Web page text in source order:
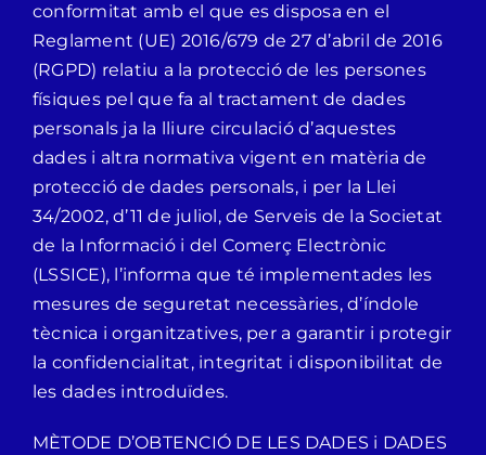
conformitat amb el que es disposa en el
Reglament (UE) 2016/679 de 27 d’abril de 2016
(RGPD) relatiu a la protecció de les persones
físiques pel que fa al tractament de dades
personals ja la lliure circulació d’aquestes
dades i altra normativa vigent en matèria de
protecció de dades personals, i per la Llei
34/2002, d’11 de juliol, de Serveis de la Societat
de la Informació i del Comerç Electrònic
(LSSICE), l’informa que té implementades les
mesures de seguretat necessàries, d’índole
tècnica i organitzatives, per a garantir i protegir
la confidencialitat, integritat i disponibilitat de
les dades introduïdes.
MÈTODE D’OBTENCIÓ DE LES DADES i DADES